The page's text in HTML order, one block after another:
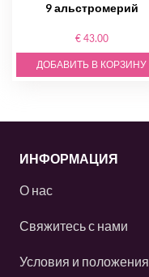
9 альстромерий
€ 43.00
ДОБАВИТЬ В КОРЗИНУ
ИНФОРМАЦИЯ
О нас
Свяжитесь с нами
Условия и положения